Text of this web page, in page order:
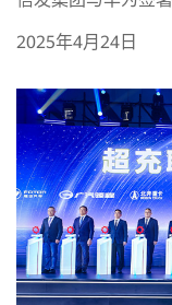
2025年4月24日